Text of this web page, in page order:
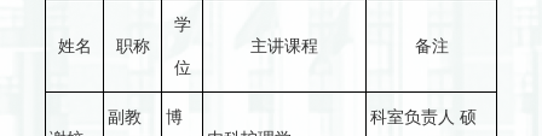
姓名 职称
学
位
主讲课程 备注
副教 博 科室负责人 硕